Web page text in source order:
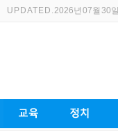
UPDATED.2026년 07월 30일